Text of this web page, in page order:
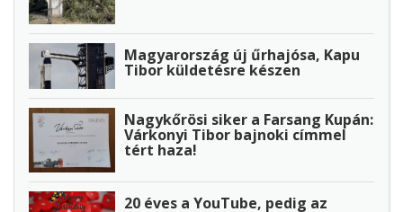
Magyarország új űrhajósa, Kapu
Tibor küldetésre készen
Nagykőrösi siker a Farsang Kupán:
Várkonyi Tibor bajnoki címmel
tért haza!
20 éves a YouTube, pedig az